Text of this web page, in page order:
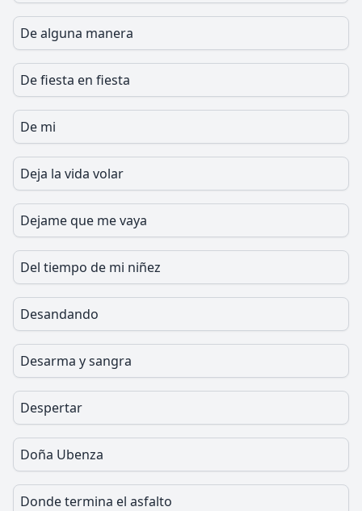
De alguna manera
De fiesta en fiesta
De mi
Deja la vida volar
Dejame que me vaya
Del tiempo de mi niñez
Desandando
Desarma y sangra
Despertar
Doña Ubenza
Donde termina el asfalto